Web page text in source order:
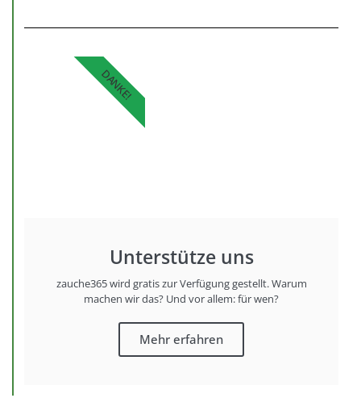
Unterstütze uns
zauche365 wird gratis zur Verfügung gestellt. Warum
machen wir das? Und vor allem: für wen?
Mehr erfahren
DANKE!